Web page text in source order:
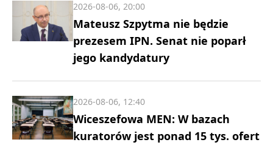
Mateusz Szpytma nie będzie
prezesem IPN. Senat nie poparł
jego kandydatury
2026-08-06, 20:00
Wiceszefowa MEN: W bazach
kuratorów jest ponad 15 tys. ofert
2026-08-06, 12:40